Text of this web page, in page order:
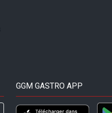
GGM GASTRO APP